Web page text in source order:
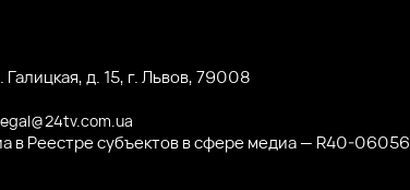
д. 15, г. Львов, 79008
в Реестре субъектов в сфере медиа — R40-06056